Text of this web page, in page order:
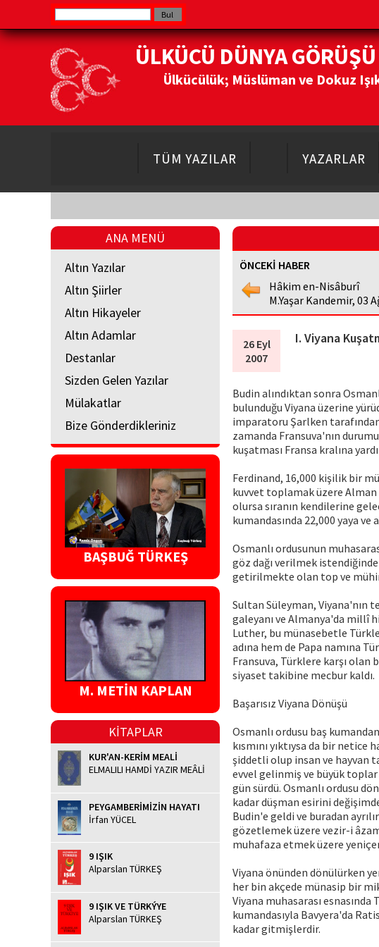
ÜLKÜCÜ DÜNYA GÖRÜŞÜ
Ülkücülük; Müslüman ve Dokuz
TÜM YAZILAR YAZARLAR
ANA MENÜ
Altın Yazılar
Altın Şiirler
Altın Hikayeler
Altın Adamlar
Destanlar
Sizden Gelen Yazılar
Mülakatlar
Bize Gönderdikleriniz
BAŞBUĞ TÜRKEŞ
M. METİN KAPLAN
KİTAPLAR
KUR'AN-KERİM MEALİ
ELMALILI HAMDİ YAZIR MEÂLİ
PEYGAMBERİMİZİN HAYATI
İrfan YÜCEL
9 IŞIK
Alparslan TÜRKEŞ
9 IŞIK VE TÜRKÝYE
Alparslan TÜRKEŞ
ÖNCEKİ HABER
Hâkim en-Nisâburî
M.Yaşar Kandemir, 03
26 Eyl
2007
I. Viyana
Budin alındıktan sonra
bulunduğu Viyana üzerine
imparatoru Şarlken
zamanda Fransuva'nın
kuşatması Fransa kralına
Ferdinand, 16,000 kişilik bir
kuvvet toplamak üzere
olursa sıranın kendilerine
kumandasında 22,000 yaya
Osmanlı ordusunun
göz dağı verilmek
getirilmekte olan top ve
Sultan Süleyman, Viyana'nın
galeyanı ve Almanya'da millî
Luther, bu münasebetle
adına hem de Papa namına
Fransuva, Türklere karşı
siyaset takibine mecbur kaldı.
Başarısız Viyana Dönüşü
Osmanlı ordusu baş
kısmını yıktıysa da bir netice
şiddetli olup insan ve hayvan
evvel gelinmiş ve büyük toplar
gün sürdü. Osmanlı ordusu
kadar düşman esirini
Budin'e geldi ve buradan
gözetlemek üzere vezir-i
muhafaza etmek üzere
Viyana önünden dönülürken
her bin akçede münasip bir
Viyana muhasarası esnasında
kumandasıyla Bavyera'da
kadar gitmişlerdir.